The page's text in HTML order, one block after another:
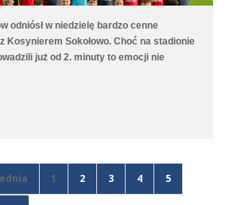
odniósł w niedzielę bardzo cenne
Kosynierem Sokołowo. Choć na stadionie
już od 2. minuty to emocji nie
Szymański.
1 2 3 4 5